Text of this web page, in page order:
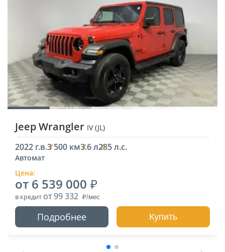
Jeep Wrangler IV (JL)
2022 г.в.3 500 км3.6 л285 л.с.
Автомат
Цена:
от 6 539 000
в кредит от 99 332
Подробнее Купить